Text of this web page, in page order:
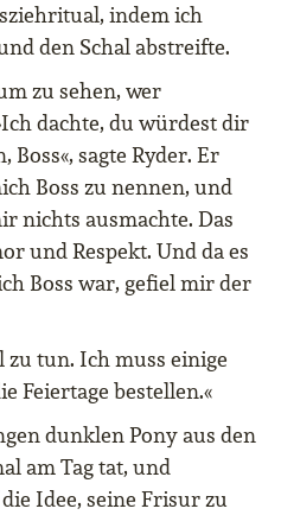
indem ich
den Schal abstreifte.
zu sehen, wer
dachte, du würdest dir
sagte Ryder. Er
Boss zu nennen, und
nichts ausmachte. Das
und Respekt. Und da es
Boss war, gefiel mir der
zu tun. Ich muss einige
Feiertage bestellen.«
dunklen Pony aus den
am Tag tat, und
Idee, seine Frisur zu